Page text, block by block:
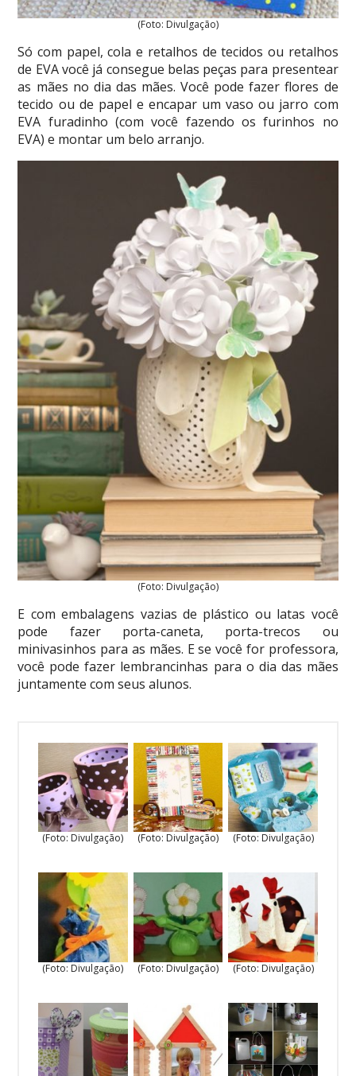
(Foto: Divulgação)
Só com papel, cola e retalhos de tecidos ou retalhos
de EVA você já consegue belas peças para presentear
as mães no dia das mães. Você pode fazer flores de
tecido ou de papel e encapar um vaso ou jarro com
EVA furadinho (com você fazendo os furinhos no
EVA) e montar um belo arranjo.
(Foto: Divulgação)
E com embalagens vazias de plástico ou latas você
pode fazer porta-caneta, porta-trecos ou
minivasinhos para as mães. E se você for professora,
você pode fazer lembrancinhas para o dia das mães
juntamente com seus alunos.
(Foto: Divulgação) (Foto: Divulgação) (Foto: Divulgação)
(Foto: Divulgação) (Foto: Divulgação) (Foto: Divulgação)